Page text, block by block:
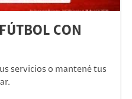
CON
servicios o mantené tus